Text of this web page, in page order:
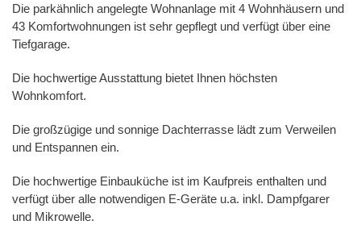
Die parkähnlich angelegte Wohnanlage mit 4 Wohnhäusern und
43 Komfortwohnungen ist sehr gepflegt und verfügt über eine
Tiefgarage.
Die hochwertige Ausstattung bietet Ihnen höchsten
Wohnkomfort.
Die großzügige und sonnige Dachterrasse lädt zum Verweilen
und Entspannen ein.
Die hochwertige Einbauküche ist im Kaufpreis enthalten und
verfügt über alle notwendigen E-Geräte u.a. inkl. Dampfgarer
und Mikrowelle.